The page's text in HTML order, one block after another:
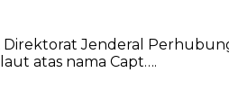
Direktorat Jenderal
atas nama Capt….